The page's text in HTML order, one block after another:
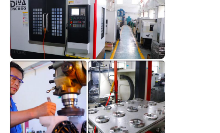
ュ
ス
す
べ
て